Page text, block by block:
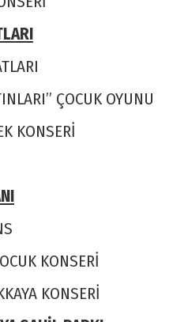
ÇOCUK OYUNU
KONSERİ
KONSERİ
KONSERİ